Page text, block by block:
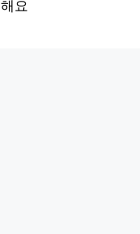
해요